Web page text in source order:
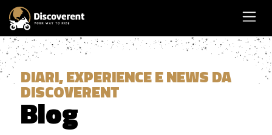
DIARI, EXPERIENCE E NEWS DA
DISCOVERENT
Blog